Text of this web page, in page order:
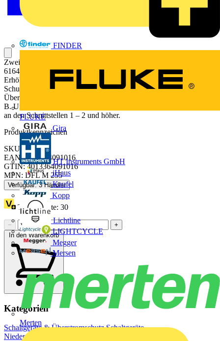
FINDER
FLUKE
Gira
HT Instruments GmbH
iHaus
Kaufel
Kopp
Lichtline
LIGHTCYCLE
Megger
Mersen
Merten
Zweipoliger Überspannungsableiter DEHNflex, Typ 3 nach EN
61643-11, mit Überwachungseinrichtung und Abtrennvorrichtung.
Erhöhte Sicherheit durch verwechslungssichere Y-
Schutzbeschaltung. Zum Schutz von elektronischen Geräten vor
Überspannungen. Zum Einbau in Elektroinstallationssysteme, wie z.
B. Unterflursysteme. Zum Einsatz im Blitz-Schutzzonen-Konzept
an den Schnittstellen 1 – 2 und höher.
Produktkennzeichen
SKU: 924396
EAN: 4013364091016
GTIN: 4013364091016
MPN: DFL M 255
Verfügbar: 3 Händler
Treuepunkte: 30
−
+
In den Warenkorb
Kategorien
Schaltgeräte & ÜberstromschutzSchaltgeräte
Niederspannungsschaltgeräte